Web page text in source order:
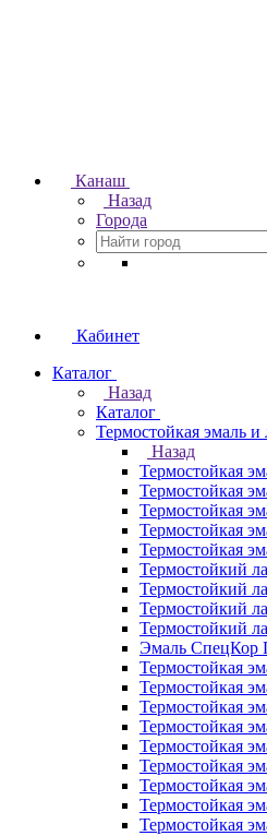
Канаш
Назад
Города
Кабинет
Каталог
Назад
Каталог
Термостойкая эмаль и
Назад
Термостойкая
Термостойкая
Термостойкая
Термостойкая
Термостойкая
Термостойкий
Термостойкий
Термостойкий
Термостойкий
Эмаль СпецКор
Термостойкая
Термостойкая
Термостойкая
Термостойкая
Термостойкая
Термостойкая
Термостойкая
Термостойкая
Термостойкая